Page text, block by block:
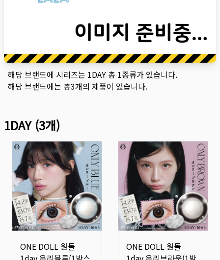
해당 브랜드에 시리즈는 1DAY 총 1종류가 있습니다.
해당 브랜드에는 총3개의 제품이 있습니다.
1DAY(3개)
ONE DOLL 원돌
ONE DOLL 원돌